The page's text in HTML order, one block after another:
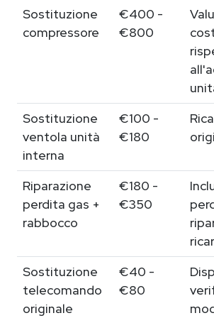
Sostituzione
compressore
€400 -
€800
Sostituzione
ventola unità
interna
€100 -
€180
Riparazione
perdita gas +
rabbocco
€180 -
€350
Sostituzione
telecomando
originale
€40 -
€80